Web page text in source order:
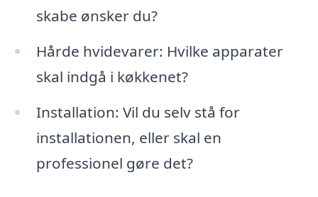
skabe ønsker du?
Hårde hvidevarer: Hvilke apparater
skal indgå i køkkenet?
Installation: Vil du selv stå for
installationen, eller skal en
professionel gøre det?